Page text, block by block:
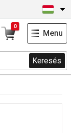
Keresés
0
Menu